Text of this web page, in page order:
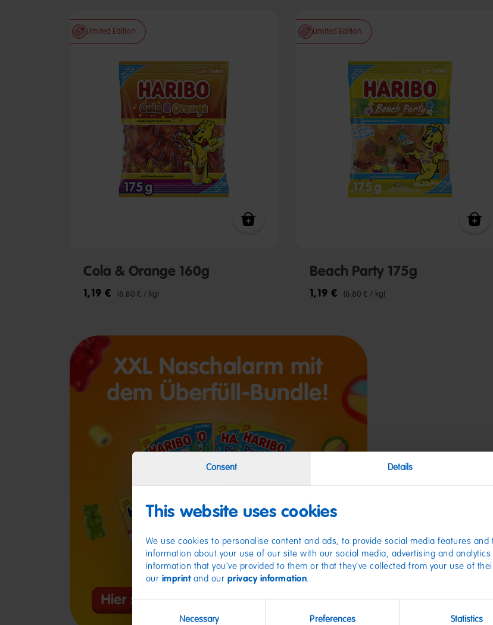
Consent Details
This website uses cookies
We use cookies to personalise content and ads, to provide social media features
information about your use of our site with our social media, advertising and
information that you’ve provided to them or that they’ve collected from your use of
our imprintand our privacy information.
Consent
Necessary Preferences Statistics
Limited Edition
Cola & Orange 160g
1,19 € (6,80 € / kg)
Limited Edition
Beach Party 175g
1,19 € (6,80 € / kg)